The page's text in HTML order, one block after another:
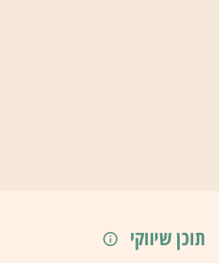
תוכן שיווקי